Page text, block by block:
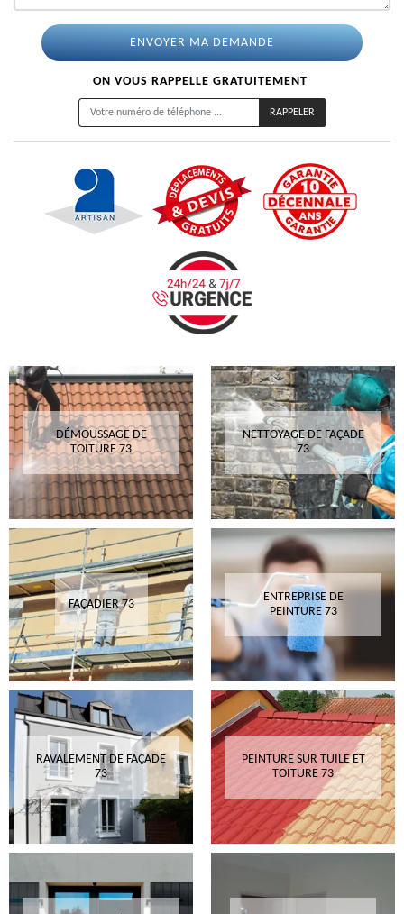
ON VOUS RAPPELLE GRATUITEMENT
DÉMOUSSAGE DE
TOITURE 73
NETTOYAGE DE FAÇADE
73
FAÇADIER 73
ENTREPRISE DE
PEINTURE 73
RAVALEMENT DE FAÇADE
73
PEINTURE SUR TUILE ET
TOITURE 73